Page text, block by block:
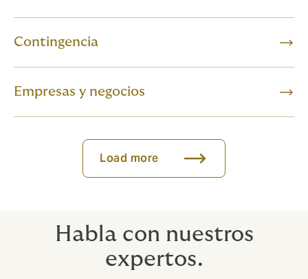
Contingencia
Empresas y negocios
Load more
Habla con nuestros
expertos.